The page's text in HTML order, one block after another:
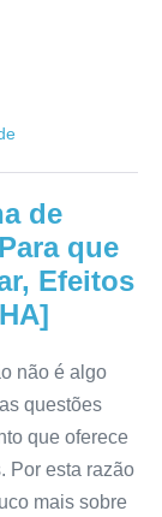
de
que
Efeitos
não é algo
questões
que oferece
Por esta razão
mais sobre